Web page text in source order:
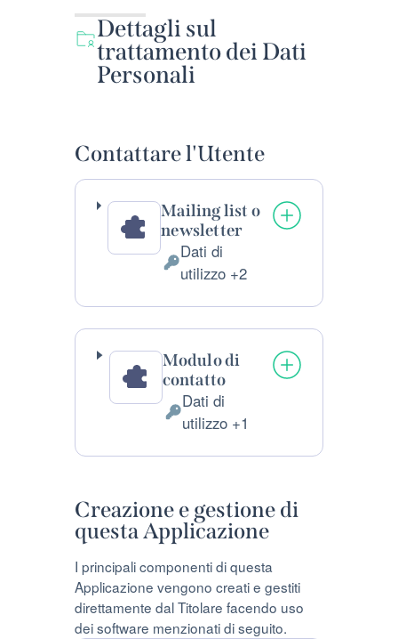
Dettagli sul
trattamento dei Dati
Personali
Contattare l'Utente
Mailing list o
newsletter
Dati
Dati di
utilizzo +2
Modulo di
contatto
Dati
Dati di
utilizzo +1
Creazione e gestione di
questa Applicazione
I principali componenti di questa
Applicazione vengono creati e gestiti
direttamente dal Titolare facendo uso
dei software menzionati di seguito.